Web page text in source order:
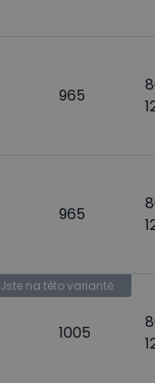
965
965
Jste na této variantě
1005